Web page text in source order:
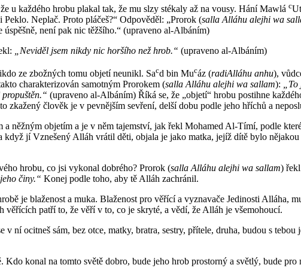
u každého hrobu plakal tak, že mu slzy stékaly až na vousy. Hání Mawlá c
Neplač. Proto pláčeš?“ Odpověděl: „Prorok (salla Alláhu alejhi wa
není pak nic těžšího.“ (upraveno al-Albáním)
„Neviděl jsem nikdy nic horšího než hrob.“ (upraveno al-Albáním)
ze zbožných tomu objetí neunikl. Sacd bin Mucáz (radiAlláhu anhu),
charakterizován samotným Prorokem (salla Alláhu alejhi wa sallam): „To
(upraveno al-Albáním) Říká se, že „objetí“ hrobu postihne
zkažený člověk je v pevnějším sevření, delší dobu podle jeho hříchů a
něžným objetím a je v něm tajemství, jak řekl Mohamed Al-Tímí, podle
když jí Vznešený Alláh vrátil děti, objala je jako matka, jejíž dítě bylo
hrobu, co jsi vykonal dobrého? Prorok (salla Alláhu alejhi wa sallam)
činy.“ Konej podle toho, aby tě Alláh zachránil.
je blaženost a muka. Blaženost pro věřící a vyznavače Jedinosti Alláha,
věřících patří to, že věří v to, co je skryté, a vědí, že Alláh je všemohoucí.
v ní ocitneš sám, bez otce, matky, bratra, sestry, přítele, druha, budou s
konal na tomto světě dobro, bude jeho hrob prostorný a světlý, bude